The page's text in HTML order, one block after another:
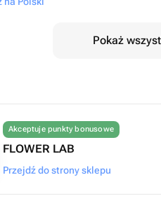
Pokaż
Akceptuje punkty bonusowe
FLOWER LAB
Przejdź do strony sklepu